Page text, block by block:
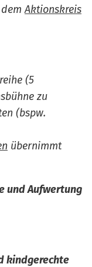
demAktionskreis
(5
zu
(bspw.
übernimmt
und Aufwertung
kindgerechte